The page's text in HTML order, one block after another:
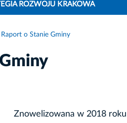
ROZWOJU KRAKOWA
Raport o Stanie Gminy
Znowelizowana w 2018